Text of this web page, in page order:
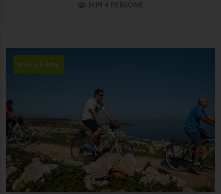
MIN 4 PERSONE
BIKE & E-BIKE